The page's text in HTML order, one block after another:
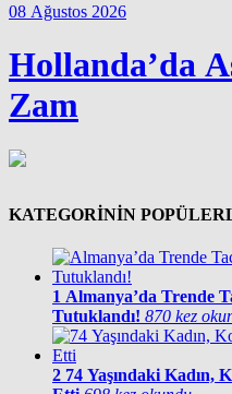
08 Ağustos 2026
Hollanda’da
Zam
KATEGORİNİN
1 Almanya’da Trende
Tutuklandı! 870 kez
2 74 Yaşındaki Kadın,